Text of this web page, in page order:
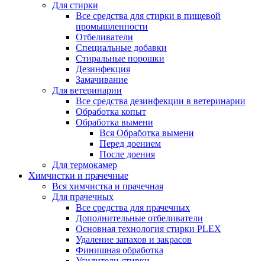
Для стирки
Все средства для стирки в пищевой
промышленности
Отбеливатели
Специальные добавки
Стиральные порошки
Дезинфекция
Замачивание
Для ветеринарии
Все средства дезинфекции в ветеринарии
Обработка копыт
Обработка вымени
Вся Обработка вымени
Перед доением
После доения
Для термокамер
Химчистки и прачечные
Вся химчистка и прачечная
Для прачечных
Все средства для прачечных
Дополнительные отбеливатели
Основная технология стирки PLEX
Удаление запахов и закрасов
Финишная обработка